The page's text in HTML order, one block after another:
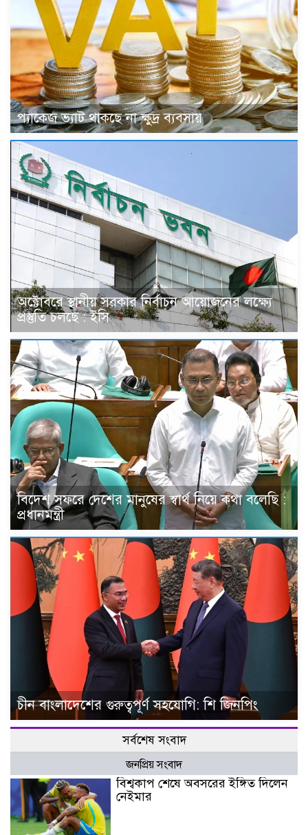
প্যাকেজ ভ্যাট থাকছে না ক্ষুদ্র ব্যবসায়
অক্টোবরে স্থানীয় সরকার নির্বাচন আয়োজনের লক্ষ্যে
প্রস্তুতি চলছে : ইসি
বিদেশ সফরে দেশের মানুষের স্বার্থ নিয়ে কথা বলেছি :
প্রধানমন্ত্রী
চীন বাংলাদেশের গুরুত্বপূর্ণ সহযোগি: শি জিনপিং
সর্বশেষ সংবাদ
জনপ্রিয় সংবাদ
বিশ্বকাপ শেষে অবসরের ইঙ্গিত দিলেন
নেইমার